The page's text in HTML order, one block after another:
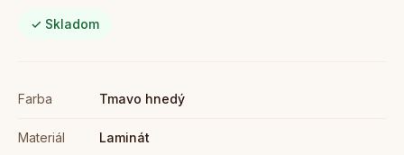
✓ Skladom
Farba Tmavo hnedý
Materiál Laminát